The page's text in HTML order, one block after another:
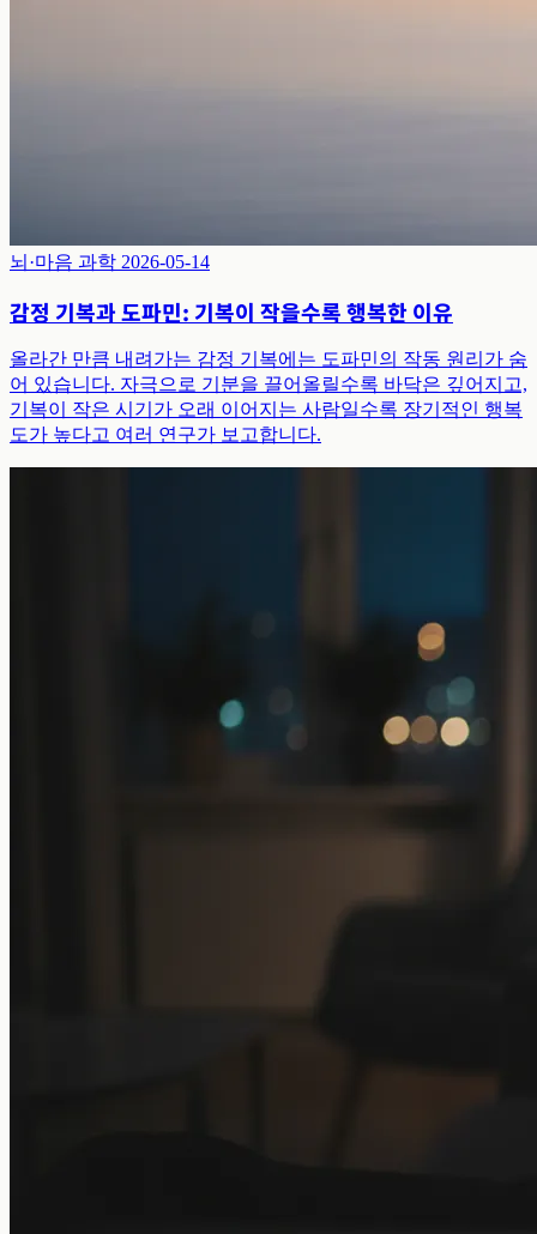
뇌·마음 과학 2026-05-14
감정 기복과 도파민: 기복이 작을수록 행복한 이유
올라간 만큼 내려가는 감정 기복에는 도파민의 작동 원리가 숨
어 있습니다. 자극으로 기분을 끌어올릴수록 바닥은 깊어지고,
기복이 작은 시기가 오래 이어지는 사람일수록 장기적인 행복
도가 높다고 여러 연구가 보고합니다.